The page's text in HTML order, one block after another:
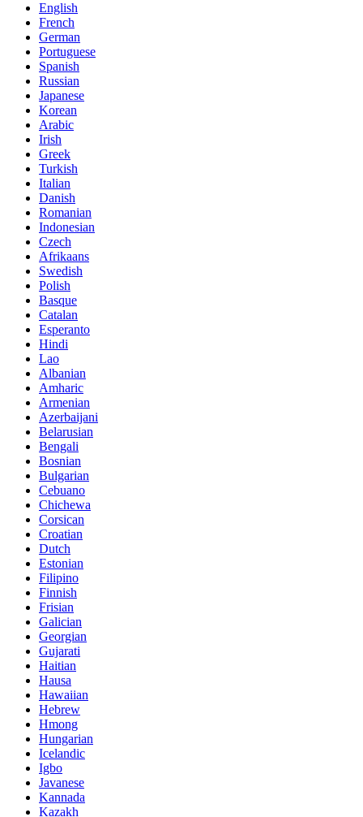
English
French
German
Portuguese
Spanish
Russian
Japanese
Korean
Arabic
Irish
Greek
Turkish
Italian
Danish
Romanian
Indonesian
Czech
Afrikaans
Swedish
Polish
Basque
Catalan
Esperanto
Hindi
Lao
Albanian
Amharic
Armenian
Azerbaijani
Belarusian
Bengali
Bosnian
Bulgarian
Cebuano
Chichewa
Corsican
Croatian
Dutch
Estonian
Filipino
Finnish
Frisian
Galician
Georgian
Gujarati
Haitian
Hausa
Hawaiian
Hebrew
Hmong
Hungarian
Icelandic
Igbo
Javanese
Kannada
Kazakh